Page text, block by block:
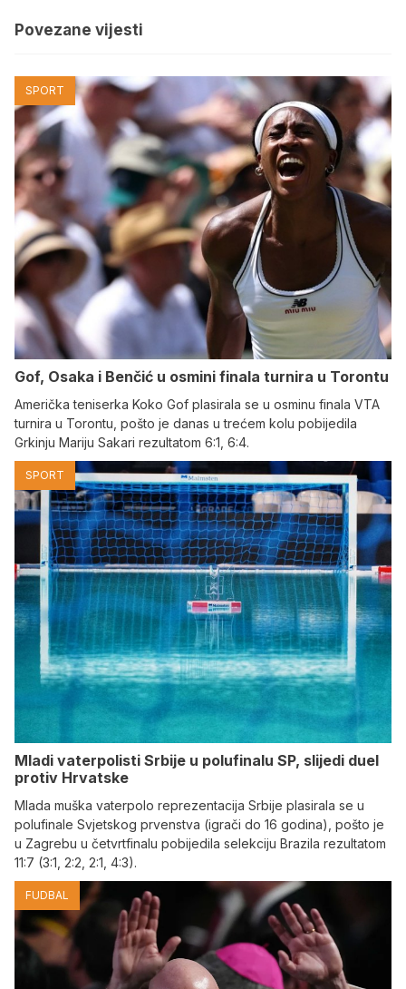
Povezane vijesti
SPORT
Gof, Osaka i Benčić u osmini finala turnira u Torontu
Američka teniserka Koko Gof plasirala se u osminu finala VTA
turnira u Torontu, pošto je danas u trećem kolu pobijedila
Grkinju Mariju Sakari rezultatom 6:1, 6:4.
SPORT
Mladi vaterpolisti Srbije u polufinalu SP, slijedi duel
protiv Hrvatske
Mlada muška vaterpolo reprezentacija Srbije plasirala se u
polufinale Svjetskog prvenstva (igrači do 16 godina), pošto je
u Zagrebu u četvrtfinalu pobijedila selekciju Brazila rezultatom
11:7 (3:1, 2:2, 2:1, 4:3).
FUDBAL